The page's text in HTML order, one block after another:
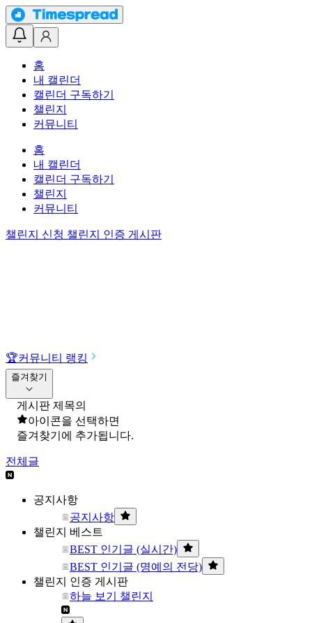
홈
내 캘린더
캘린더 구독하기
챌린지
커뮤니티
홈
내 캘린더
캘린더 구독하기
챌린지
커뮤니티
챌린지 신청 챌린지 인증 게시판
🏆커뮤니티 랭킹
즐겨찾기
게시판 제목의
아이콘을 선택하면
즐겨찾기에 추가됩니다.
전체글
공지사항
공지사항
챌린지 베스트
BEST 인기글 (실시간)
BEST 인기글 (명예의 전당)
챌린지 인증 게시판
하늘 보기 챌린지